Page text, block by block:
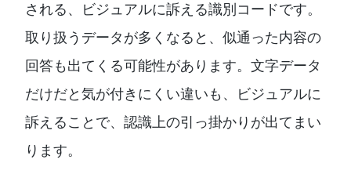
される、ビジュアルに訴える識別コードです。
取り扱うデータが多くなると、似通った内容の
回答も出てくる可能性があります。文字データ
だけだと気が付きにくい違いも、ビジュアルに
訴えることで、認識上の引っ掛かりが出てまい
ります。